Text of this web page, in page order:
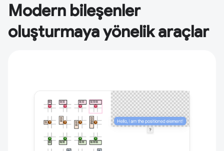
Modern bileşenler
oluşturmaya yönelik araçlar